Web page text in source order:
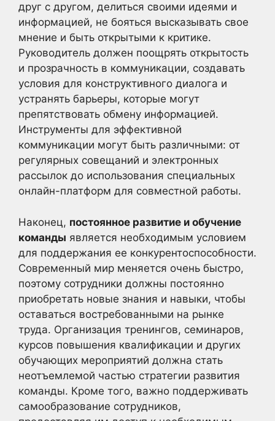
друг с другом, делиться своими идеями и
информацией, не бояться высказывать свое
мнение и быть открытыми к критике.
Руководитель должен поощрять открытость
и прозрачность в коммуникации, создавать
условия для конструктивного диалога и
устранять барьеры, которые могут
препятствовать обмену информацией.
Инструменты для эффективной
коммуникации могут быть различными: от
регулярных совещаний и электронных
рассылок до использования специальных
онлайн-платформ для совместной работы.
Наконец, постоянное развитие и обучение
команды является необходимым условием
для поддержания ее конкурентоспособности.
Современный мир меняется очень быстро,
поэтому сотрудники должны постоянно
приобретать новые знания и навыки, чтобы
оставаться востребованными на рынке
труда. Организация тренингов, семинаров,
курсов повышения квалификации и других
обучающих мероприятий должна стать
неотъемлемой частью стратегии развития
команды. Кроме того, важно поддерживать
самообразование сотрудников,